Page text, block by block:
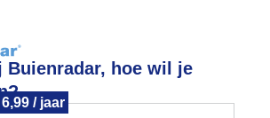
Buienradar, hoe wil je
/ jaar
Lees meer.
Weerzine